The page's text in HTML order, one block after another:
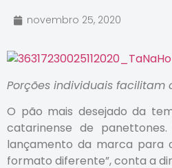
novembro 25, 2020
Porções individuais
O pão mais desejado da
catarinense de panettones.
lançamento da marca para
formato diferente”, conta a